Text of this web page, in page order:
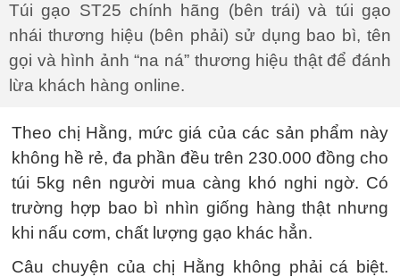
Túi gạo ST25 chính hãng (bên trái) và túi gạo
nhái thương hiệu (bên phải) sử dụng bao bì, tên
gọi và hình ảnh “na ná” thương hiệu thật để đánh
lừa khách hàng online.
Theo chị Hằng, mức giá của các sản phẩm này
không hề rẻ, đa phần đều trên 230.000 đồng cho
túi 5kg nên người mua càng khó nghi ngờ. Có
trường hợp bao bì nhìn giống hàng thật nhưng
khi nấu cơm, chất lượng gạo khác hẳn.
Câu chuyện của chị Hằng không phải cá biệt.